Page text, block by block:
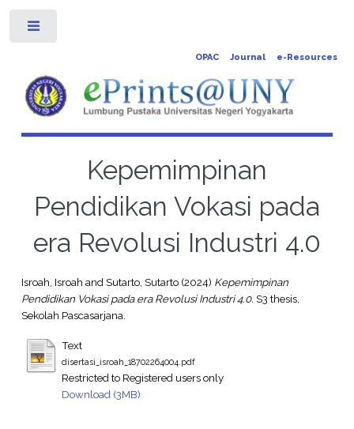
OPAC Journal e-Resources
Kepemimpinan
Pendidikan Vokasi pada
era Revolusi Industri 4.0
Isroah, Isroah andSutarto, Sutarto(2024) Kepemimpinan
Pendidikan Vokasi pada era Revolusi Industri 4.0. S3 thesis,
Sekolah Pascasarjana.
Text
disertasi_isroah_18702264004.pdf
Restricted to Registered users only
Download (3MB)